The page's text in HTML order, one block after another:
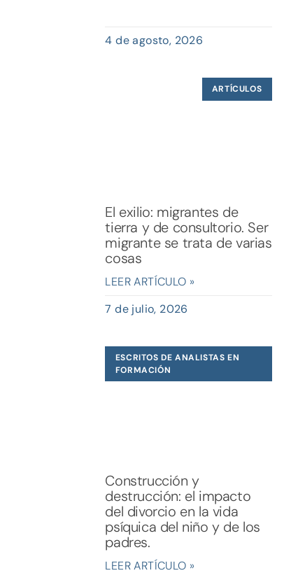
4 de agosto, 2026
ARTÍCULOS
El exilio: migrantes de
tierra y de consultorio. Ser
migrante se trata de varias
cosas
LEER ARTÍCULO »
7 de julio, 2026
ESCRITOS DE ANALISTAS EN
FORMACIÓN
Construcción y
destrucción: el impacto
del divorcio en la vida
psíquica del niño y de los
padres.
LEER ARTÍCULO »